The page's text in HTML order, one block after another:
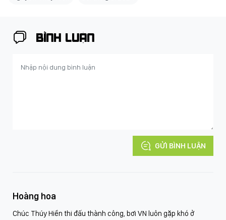
BÌNH LUẬN
GỬI BÌNH LUẬN
Hoàng hoa
Chúc Thúy Hiền thi đấu thành công, bơi VN luôn gặp khó ở